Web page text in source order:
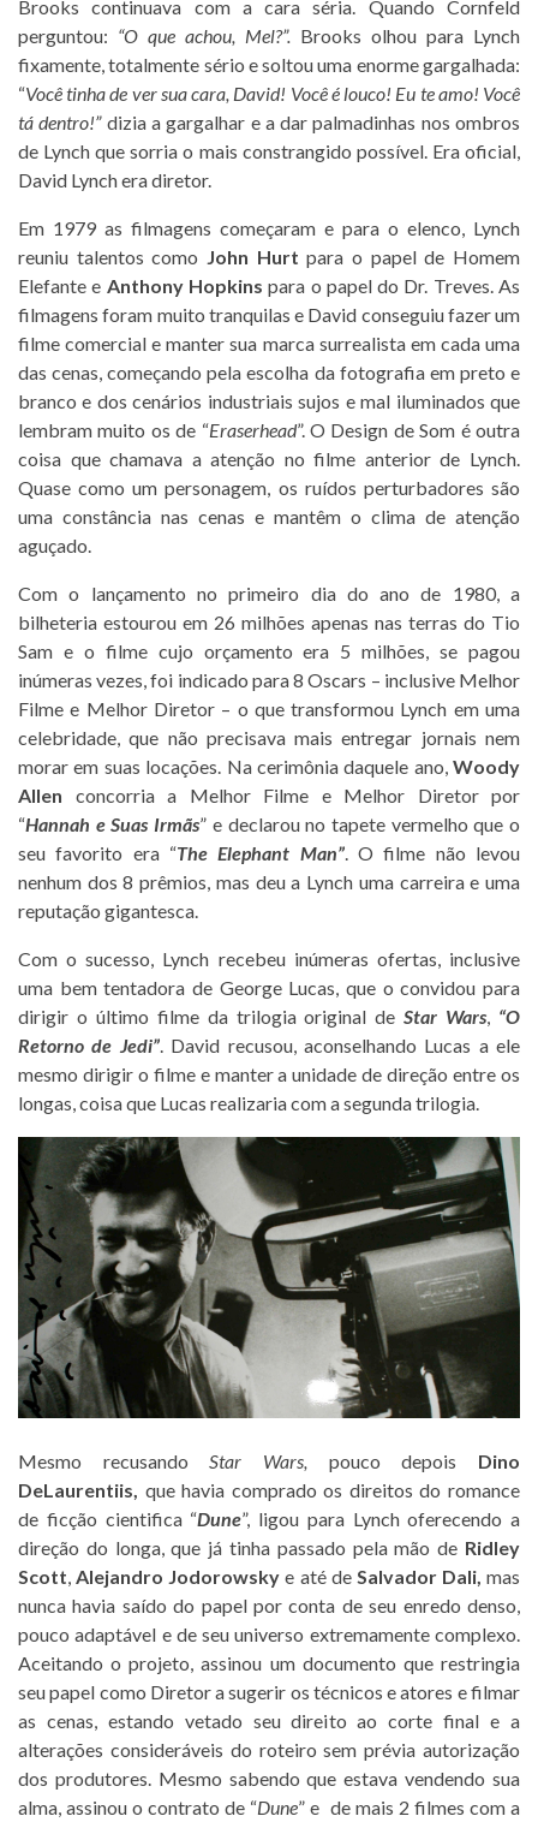
Brooks continuava com a cara séria. Quando Cornfeld
perguntou: “O que achou, Mel?”. Brooks olhou para Lynch
fixamente, totalmente sério e soltou uma enorme gargalhada:
“Você tinha de ver sua cara, David! Você é louco! Eu te amo! Você
tá dentro!”dizia a gargalhar e a dar palmadinhas nos ombros
de Lynch que sorria o mais constrangido possível. Era oficial,
David Lynch era diretor.
Em 1979 as filmagens começaram e para o elenco, Lynch
reuniu talentos como John Hurt para o papel de Homem
Elefante e Anthony Hopkins para o papel do Dr. Treves. As
filmagens foram muito tranquilas e David conseguiu fazer um
filme comercial e manter sua marca surrealista em cada uma
das cenas, começando pela escolha da fotografia em preto e
branco e dos cenários industriais sujos e mal iluminados que
lembram muito os de “Eraserhead”. O Design de Som é outra
coisa que chamava a atenção no filme anterior de Lynch.
Quase como um personagem, os ruídos perturbadores são
uma constância nas cenas e mantêm o clima de atenção
aguçado.
Com o lançamento no primeiro dia do ano de 1980, a
bilheteria estourou em 26 milhões apenas nas terras do Tio
Sam e o filme cujo orçamento era 5 milhões, se pagou
inúmeras vezes, foi indicado para 8 Oscars – inclusive Melhor
Filme e Melhor Diretor – o que transformou Lynch em uma
celebridade, que não precisava mais entregar jornais nem
morar em suas locações. Na cerimônia daquele ano, Woody
Allen concorria a Melhor Filme e Melhor Diretor por
“Hannah e Suas Irmãs” e declarou no tapete vermelho que o
seu favorito era “The Elephant Man”. O filme não levou
nenhum dos 8 prêmios, mas deu a Lynch uma carreira e uma
reputação gigantesca.
Com o sucesso, Lynch recebeu inúmeras ofertas, inclusive
uma bem tentadora de George Lucas, que o convidou para
dirigir o último filme da trilogia original deStar Wars “O
Retorno de Jedi”. David recusou, aconselhando Lucas a ele
mesmo dirigir o filme e manter a unidade de direção entre os
longas, coisa que Lucas realizaria com a segunda trilogia.
Mesmo recusando Star Wars, pouco depois Dino
DeLaurentiis, que havia comprado os direitos do romance
de ficção cientifica “Dune”, ligou para Lynch oferecendo a
direção do longa, que já tinha passado pela mão de Ridley
Scott, Alejandro Jodorowsky e até deSalvador Dali, mas
nunca havia saído do papel por conta de seu enredo denso,
pouco adaptável e de seu universo extremamente complexo.
Aceitando o projeto, assinou um documento que restringia
seu papel como Diretor a sugerir os técnicos e atores e filmar
as cenas, estando vetado seu direito ao corte final e a
alterações consideráveis do roteiro sem prévia autorização
dos produtores. Mesmo sabendo que estava vendendo sua
alma, assinou o contrato de “Dune” e de mais 2 filmes com a